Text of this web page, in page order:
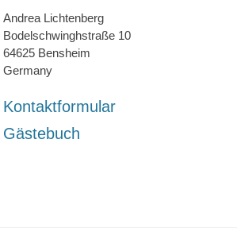
Andrea Lichtenberg
Bodelschwinghstraße 10
64625 Bensheim
Germany
Kontaktformular
Gästebuch